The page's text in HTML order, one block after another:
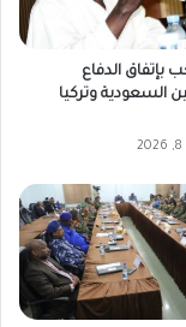
بإتفاق الدفاع
السعودية وتركيا